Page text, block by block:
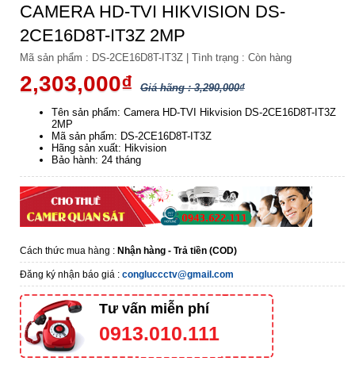
CAMERA HD-TVI HIKVISION DS-
2CE16D8T-IT3Z 2MP
Mã sản phẩm : DS-2CE16D8T-IT3Z | Tình trạng : Còn hàng
2,303,000₫ Giá hãng : 3,290,000₫
Tên sản phẩm: Camera HD-TVI Hikvision DS-2CE16D8T-IT3Z
2MP
Mã sản phẩm: DS-2CE16D8T-IT3Z
Hãng sản xuất: Hikvision
Bảo hành: 24 tháng
Cách thức mua hàng : Nhận hàng - Trả tiền (COD)
Đăng ký nhận báo giá : congluccctv@gmail.com
Tư vấn miễn phí
0913.010.111